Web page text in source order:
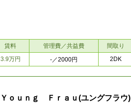
賃料 管理費／共益費 間取り
3.9万円 -／2000円 2DK
Ｙｏｕｎｇ Ｆｒａｕ(ユングフラウ)